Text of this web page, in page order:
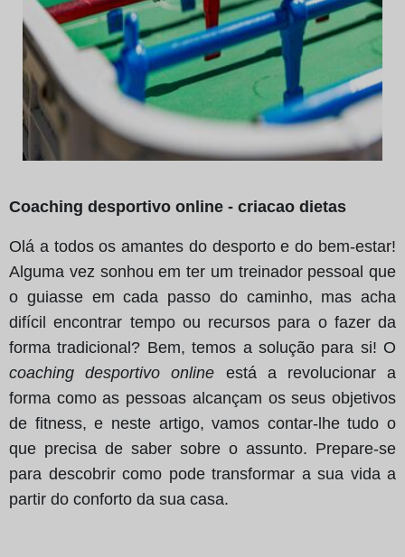
Coaching desportivo online - criacao dietas
Olá a todos os amantes do desporto e do bem-estar!
Alguma vez sonhou em ter um treinador pessoal que
o guiasse em cada passo do caminho, mas acha
difícil encontrar tempo ou recursos para o fazer da
forma tradicional? Bem, temos a solução para si! O
coaching desportivo online está a revolucionar a
forma como as pessoas alcançam os seus objetivos
de fitness, e neste artigo, vamos contar-lhe tudo o
que precisa de saber sobre o assunto. Prepare-se
para descobrir como pode transformar a sua vida a
partir do conforto da sua casa.